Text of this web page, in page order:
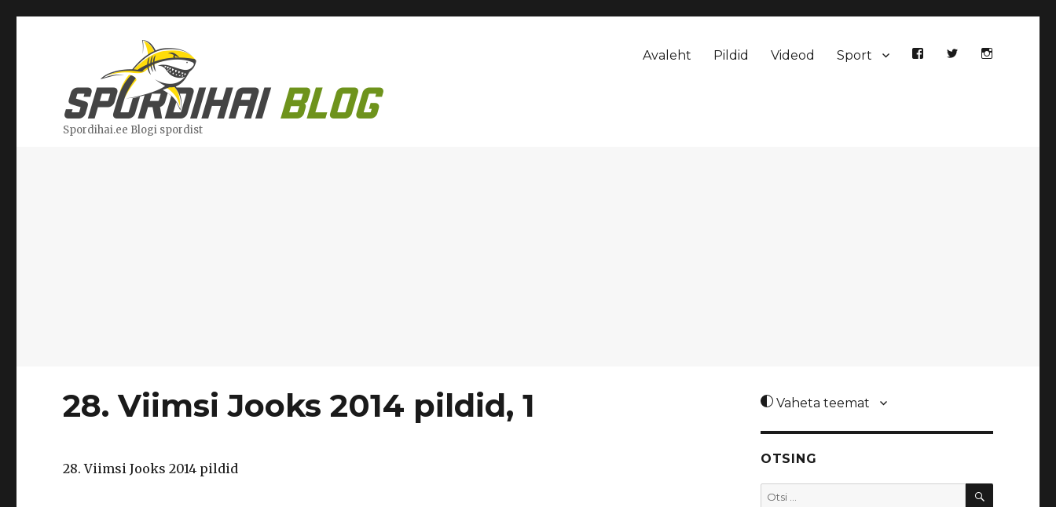
Spordihai.ee Blogi spordist
Avaleht Pildid Videod Sport
28. Viimsi Jooks 2014 pildid, 1
28. Viimsi Jooks 2014 pildid
Vaheta teemat
OTSING
Otsi: OTSI